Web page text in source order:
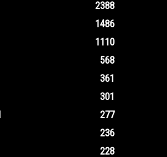
2388
1486
1110
568
361
301
277
236
228